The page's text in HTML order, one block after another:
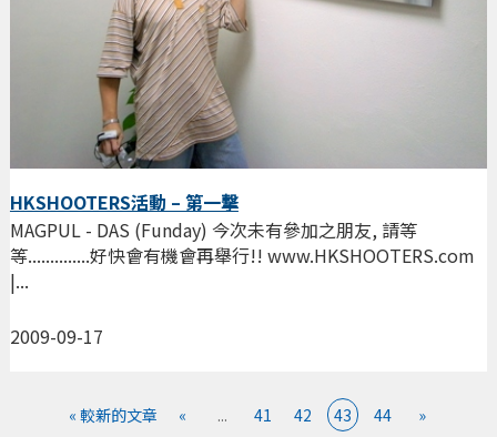
HKSHOOTERS活動 – 第一撃
2009-09-17
MAGPUL - DAS (Funday) 今次未有參加之朋友, 請等
等..............好快會有機會再舉行!! www.HKSHOOTERS.com
|...
« 較新的文章 « ... 41 42 43 44 »